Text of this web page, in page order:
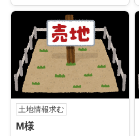
土地情報求む
M様